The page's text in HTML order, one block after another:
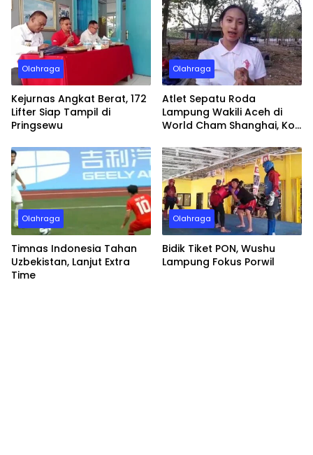
Olahraga
Kejurnas Angkat Berat, 172
Lifter Siap Tampil di
Pringsewu
Olahraga
Atlet Sepatu Roda
Lampung Wakili Aceh di
World Cham Shanghai, Kok
Olahraga
Timnas Indonesia Tahan
Uzbekistan, Lanjut Extra
Time
Olahraga
Bidik Tiket PON, Wushu
Lampung Fokus Porwil